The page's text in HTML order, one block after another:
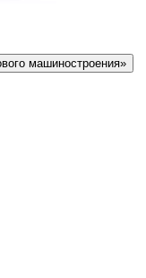
машиностроения»